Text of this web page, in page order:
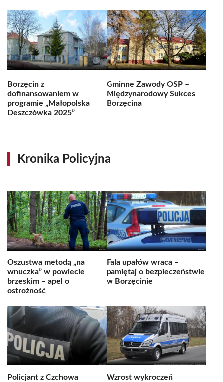
Borzęcin z
dofinansowaniem w
programie „Małopolska
Deszczówka 2025”
Gminne Zawody OSP –
Międzynarodowy Sukces
Borzęcina
Kronika Policyjna
Oszustwa metodą „na
wnuczka” w powiecie
brzeskim – apel o
ostrożność
Fala upałów wraca –
pamiętaj o bezpieczeństwie
w Borzęcinie
Policjant z Czchowa
Wzrost wykroczeń